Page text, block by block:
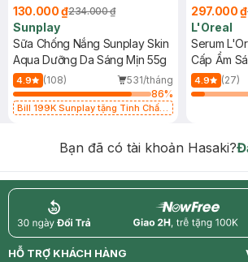
130.000 ₫234.000 ₫
Sunplay
Sữa Chống Nắng Sunplay Skin
Aqua Dưỡng Da Sáng Mịn 55g
4.9 (108)
531/tháng
86%
Bill 199K Sunplay tặng Tinh Chất
297.000 ₫
L'Oreal
Serum
Cấp Ẩm
4.9 (27)
Bạn đã có tài khoản Hasaki?
return nowfree
HỖ TRỢ KHÁCH HÀNG